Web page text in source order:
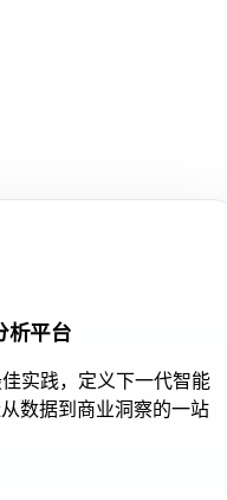
析平台
实践，定义下一代智能
数据到商业洞察的一站